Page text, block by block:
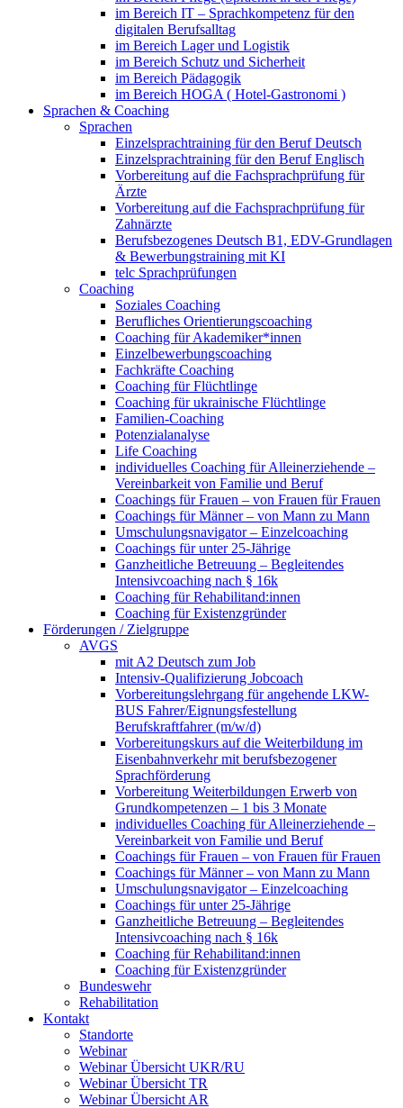
im Bereich IT – Sprachkompetenz für den
digitalen Berufsalltag
im Bereich Lager und Logistik
im Bereich Schutz und Sicherheit
im Bereich Pädagogik
im Bereich HOGA ( Hotel-Gastronomi )
Sprachen & Coaching
Sprachen
Einzelsprachtraining für den Beruf Deutsch
Einzelsprachtraining für den Beruf Englisch
Vorbereitung auf die Fachsprachprüfung für
Ärzte
Vorbereitung auf die Fachsprachprüfung für
Zahnärzte
Berufsbezogenes Deutsch B1, EDV-Grundlagen
& Bewerbungstraining mit KI
telc Sprachprüfungen
Coaching
Soziales Coaching
Berufliches Orientierungscoaching
Coaching für Akademiker*innen
Einzelbewerbungscoaching
Fachkräfte Coaching
Coaching für Flüchtlinge
Coaching für ukrainische Flüchtlinge
Familien-Coaching
Potenzialanalyse
Life Coaching
individuelles Coaching für Alleinerziehende –
Vereinbarkeit von Familie und Beruf
Coachings für Frauen – von Frauen für Frauen
Coachings für Männer – von Mann zu Mann
Umschulungsnavigator – Einzelcoaching
Coachings für unter 25-Jährige
Ganzheitliche Betreuung – Begleitendes
Intensivcoaching nach § 16k
Coaching für Rehabilitand:innen
Coaching für Existenzgründer
Förderungen / Zielgruppe
AVGS
mit A2 Deutsch zum Job
Intensiv-Qualifizierung Jobcoach
Vorbereitungslehrgang für angehende LKW-
BUS Fahrer/Eignungsfestellung
Berufskraftfahrer (m/w/d)
Vorbereitungskurs auf die Weiterbildung im
Eisenbahnverkehr mit berufsbezogener
Sprachförderung
Vorbereitung Weiterbildungen Erwerb von
Grundkompetenzen – 1 bis 3 Monate
individuelles Coaching für Alleinerziehende –
Vereinbarkeit von Familie und Beruf
Coachings für Frauen – von Frauen für Frauen
Coachings für Männer – von Mann zu Mann
Umschulungsnavigator – Einzelcoaching
Coachings für unter 25-Jährige
Ganzheitliche Betreuung – Begleitendes
Intensivcoaching nach § 16k
Coaching für Rehabilitand:innen
Coaching für Existenzgründer
Bundeswehr
Rehabilitation
Kontakt
Standorte
Webinar
Webinar Übersicht UKR/RU
Webinar Übersicht TR
Webinar Übersicht AR